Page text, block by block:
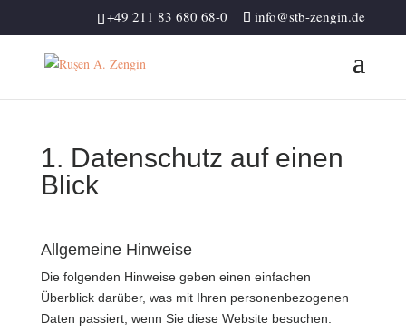
+49 211 83 680 68-0 info@stb-zengin.de
1. Datenschutz auf einen
Blick
Allgemeine Hinweise
Die folgenden Hinweise geben einen einfachen
Überblick darüber, was mit Ihren personenbezogenen
Daten passiert, wenn Sie diese Website besuchen.